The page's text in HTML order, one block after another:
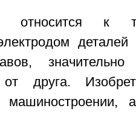
относится к
друга.